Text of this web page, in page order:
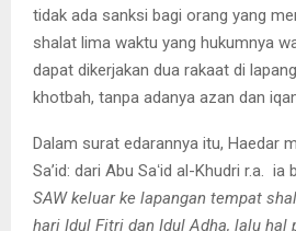
tidak ada sanksi bagi orang yang
shalat lima waktu yang hukumnya
dapat dikerjakan dua rakaat di
khotbah, tanpa adanya azan dan
Dalam surat edarannya itu, Haedar
Sa’id: dari Abu Saʻid al-Khudri r.a. ia
SAW keluar ke lapangan tempat
hari Idul Fitri dan Idul Adha, lalu hal